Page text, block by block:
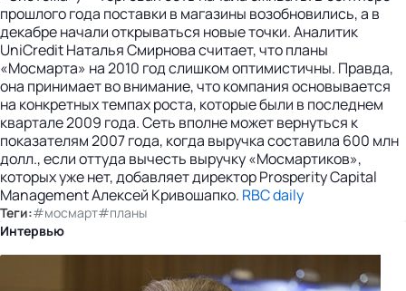
прошлого года поставки в магазины возобновились, а в
декабре начали открываться новые точки. Аналитик
UniCredit Наталья Смирнова считает, что планы
«Мосмарта» на 2010 год слишком оптимистичны. Правда,
она принимает во внимание, что компания основывается
на конкретных темпах роста, которые были в последнем
квартале 2009 года. Сеть вполне может вернуться к
показателям 2007 года, когда выручка составила 600 млн
долл., если оттуда вычесть выручку «Мосмартиков»,
которых уже нет, добавляет директор Prosperity Capital
Management Алексей Кривошапко. RBC daily
Теги:#мосмарт#планы
Интервью